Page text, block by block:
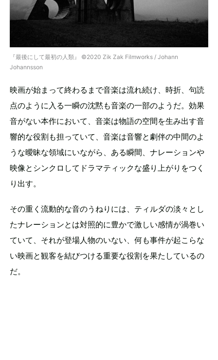
『最後にして最初の人類』 ©️2020 Zik Zak Filmworks / Johann
Johannsson
映画が始まって終わるまで音楽は流れ続け、時折、句読
点のように入る一瞬の沈黙も音楽の一部のようだ。効果
音がない本作において、音楽は物語の空間を生み出す音
響的な役割も担っていて、音楽は音響と劇伴の中間のよ
うな曖昧な領域にいながら、ある瞬間、ナレーションや
映像とシンクロしてドラマティックな盛り上がりをつく
り出す。
その重く流動的な音のうねりには、ティルダの淡々とし
たナレーションとは対照的に豊かで激しい感情が渦巻い
ていて、それが登場人物のいない、何も事件が起こらな
い映画と観客を結びつける重要な役割を果たしているの
だ。